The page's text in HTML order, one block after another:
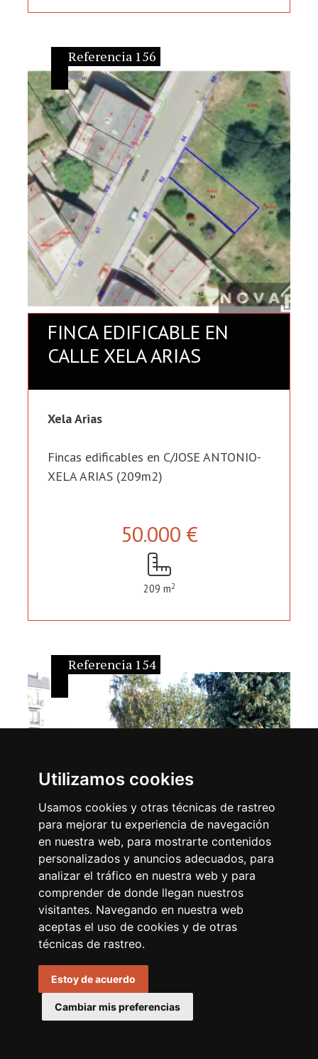
Utilizamos cookies
Usamos cookies y otras técnicas de rastreo
para mejorar tu experiencia de navegación
en nuestra web, para mostrarte contenidos
personalizados y anuncios adecuados, para
analizar el tráfico en nuestra web y para
comprender de donde llegan nuestros
visitantes. Navegando en nuestra web
aceptas el uso de cookies y de otras
técnicas de rastreo.
Estoy de acuerdo
Cambiar mis preferencias
Referencia 156
FINCA EDIFICABLE EN
CALLE XELA ARIAS
Xela Arias
Fincas edificables en C/JOSE ANTONIO-
XELA ARIAS (209m2)
50.000 €
209 m2
Referencia 154
FINCA EDIFICABLE EN
ESCALINATA